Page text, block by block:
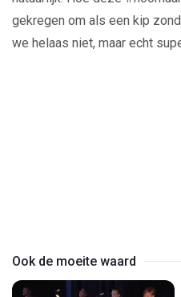
gekregen om als een kip
we helaas niet, maar echt
Ook de moeite waard